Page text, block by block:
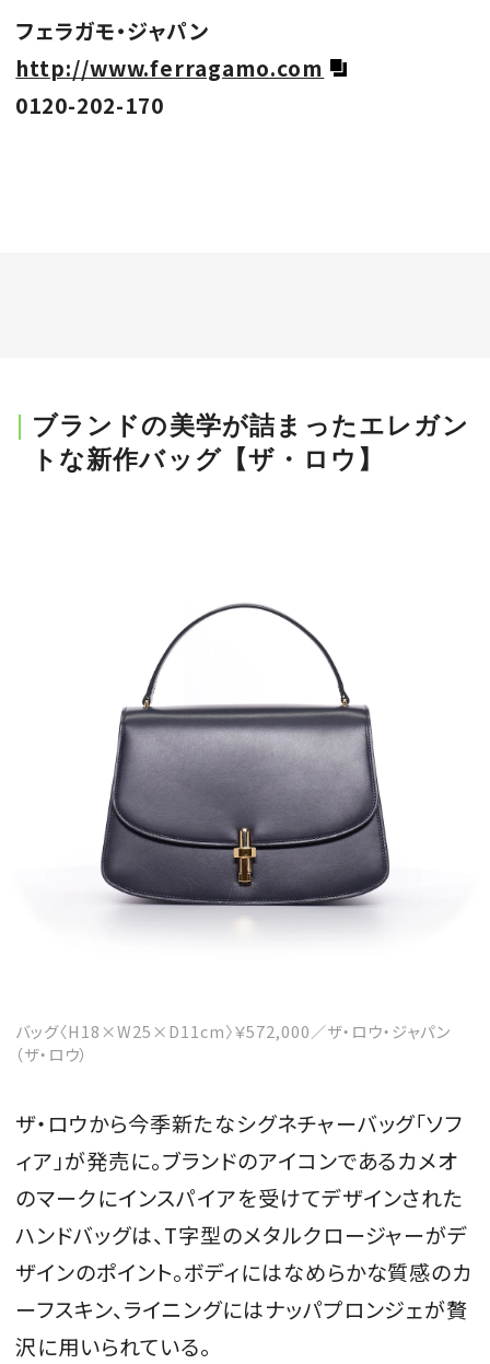
フェラガモ・ジャパン
http://www.ferragamo.com
0120-202-170
ブランドの美学が詰まったエレガン
トな新作バッグ【ザ・ロウ】
バッグ〈H18×W25×D11cm〉￥572,000／ザ・ロウ・ジャパン
（ザ・ロウ）
ザ・ロウから今季新たなシグネチャーバッグ「ソフ
ィア」が発売に。ブランドのアイコンであるカメオ
のマークにインスパイアを受けてデザインされた
ハンドバッグは、T字型のメタルクロージャーがデ
ザインのポイント。ボディにはなめらかな質感のカ
ーフスキン、ライニングにはナッパプロンジェが贅
沢に用いられている。